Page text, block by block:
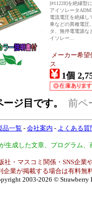
[#11228]を絶縁型
アイソレータ
電流電圧を絶縁
車などの異種電圧
タ、無停電電源
イソレー...
メーカー希
ス
1個
ジ目です。 前ペ
品一覧 - 会社案内 - よくある質
生成した文章、プログラム
社・マスコミ関係・SNS企業
企業が掲載する場合は有料無
2003-2026 © Strawberry